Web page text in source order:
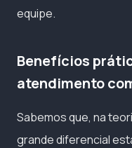
equipe.
Benefícios
atendimento
Sabemos que, na
grande diferencial